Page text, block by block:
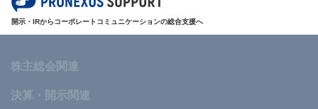
開示・IRからコーポレートコミュニケーションの総合支援へ
株主総会関連
決算・開示関連